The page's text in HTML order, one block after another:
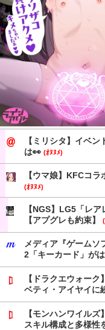
【ミリシタ】イベ
は👀 (ｵﾇﾇﾒ)
【ウマ娘】KFCコ
(ｵﾇﾇﾒ)
【NGS】LG5「レ
【アプグレも約束】
メディア『ゲームソ
2「キーカード」が
【ドラクエウォー
ベティ・アイヤイに
【モンハンワイル
スキル構成と多様性